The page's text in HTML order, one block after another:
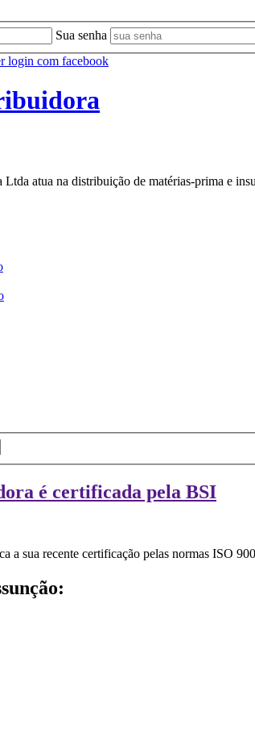
Sua senha
login com facebook
atua na distribuição de matérias-prima e
é certificada pela BSI
a sua recente certificação pelas normas ISO